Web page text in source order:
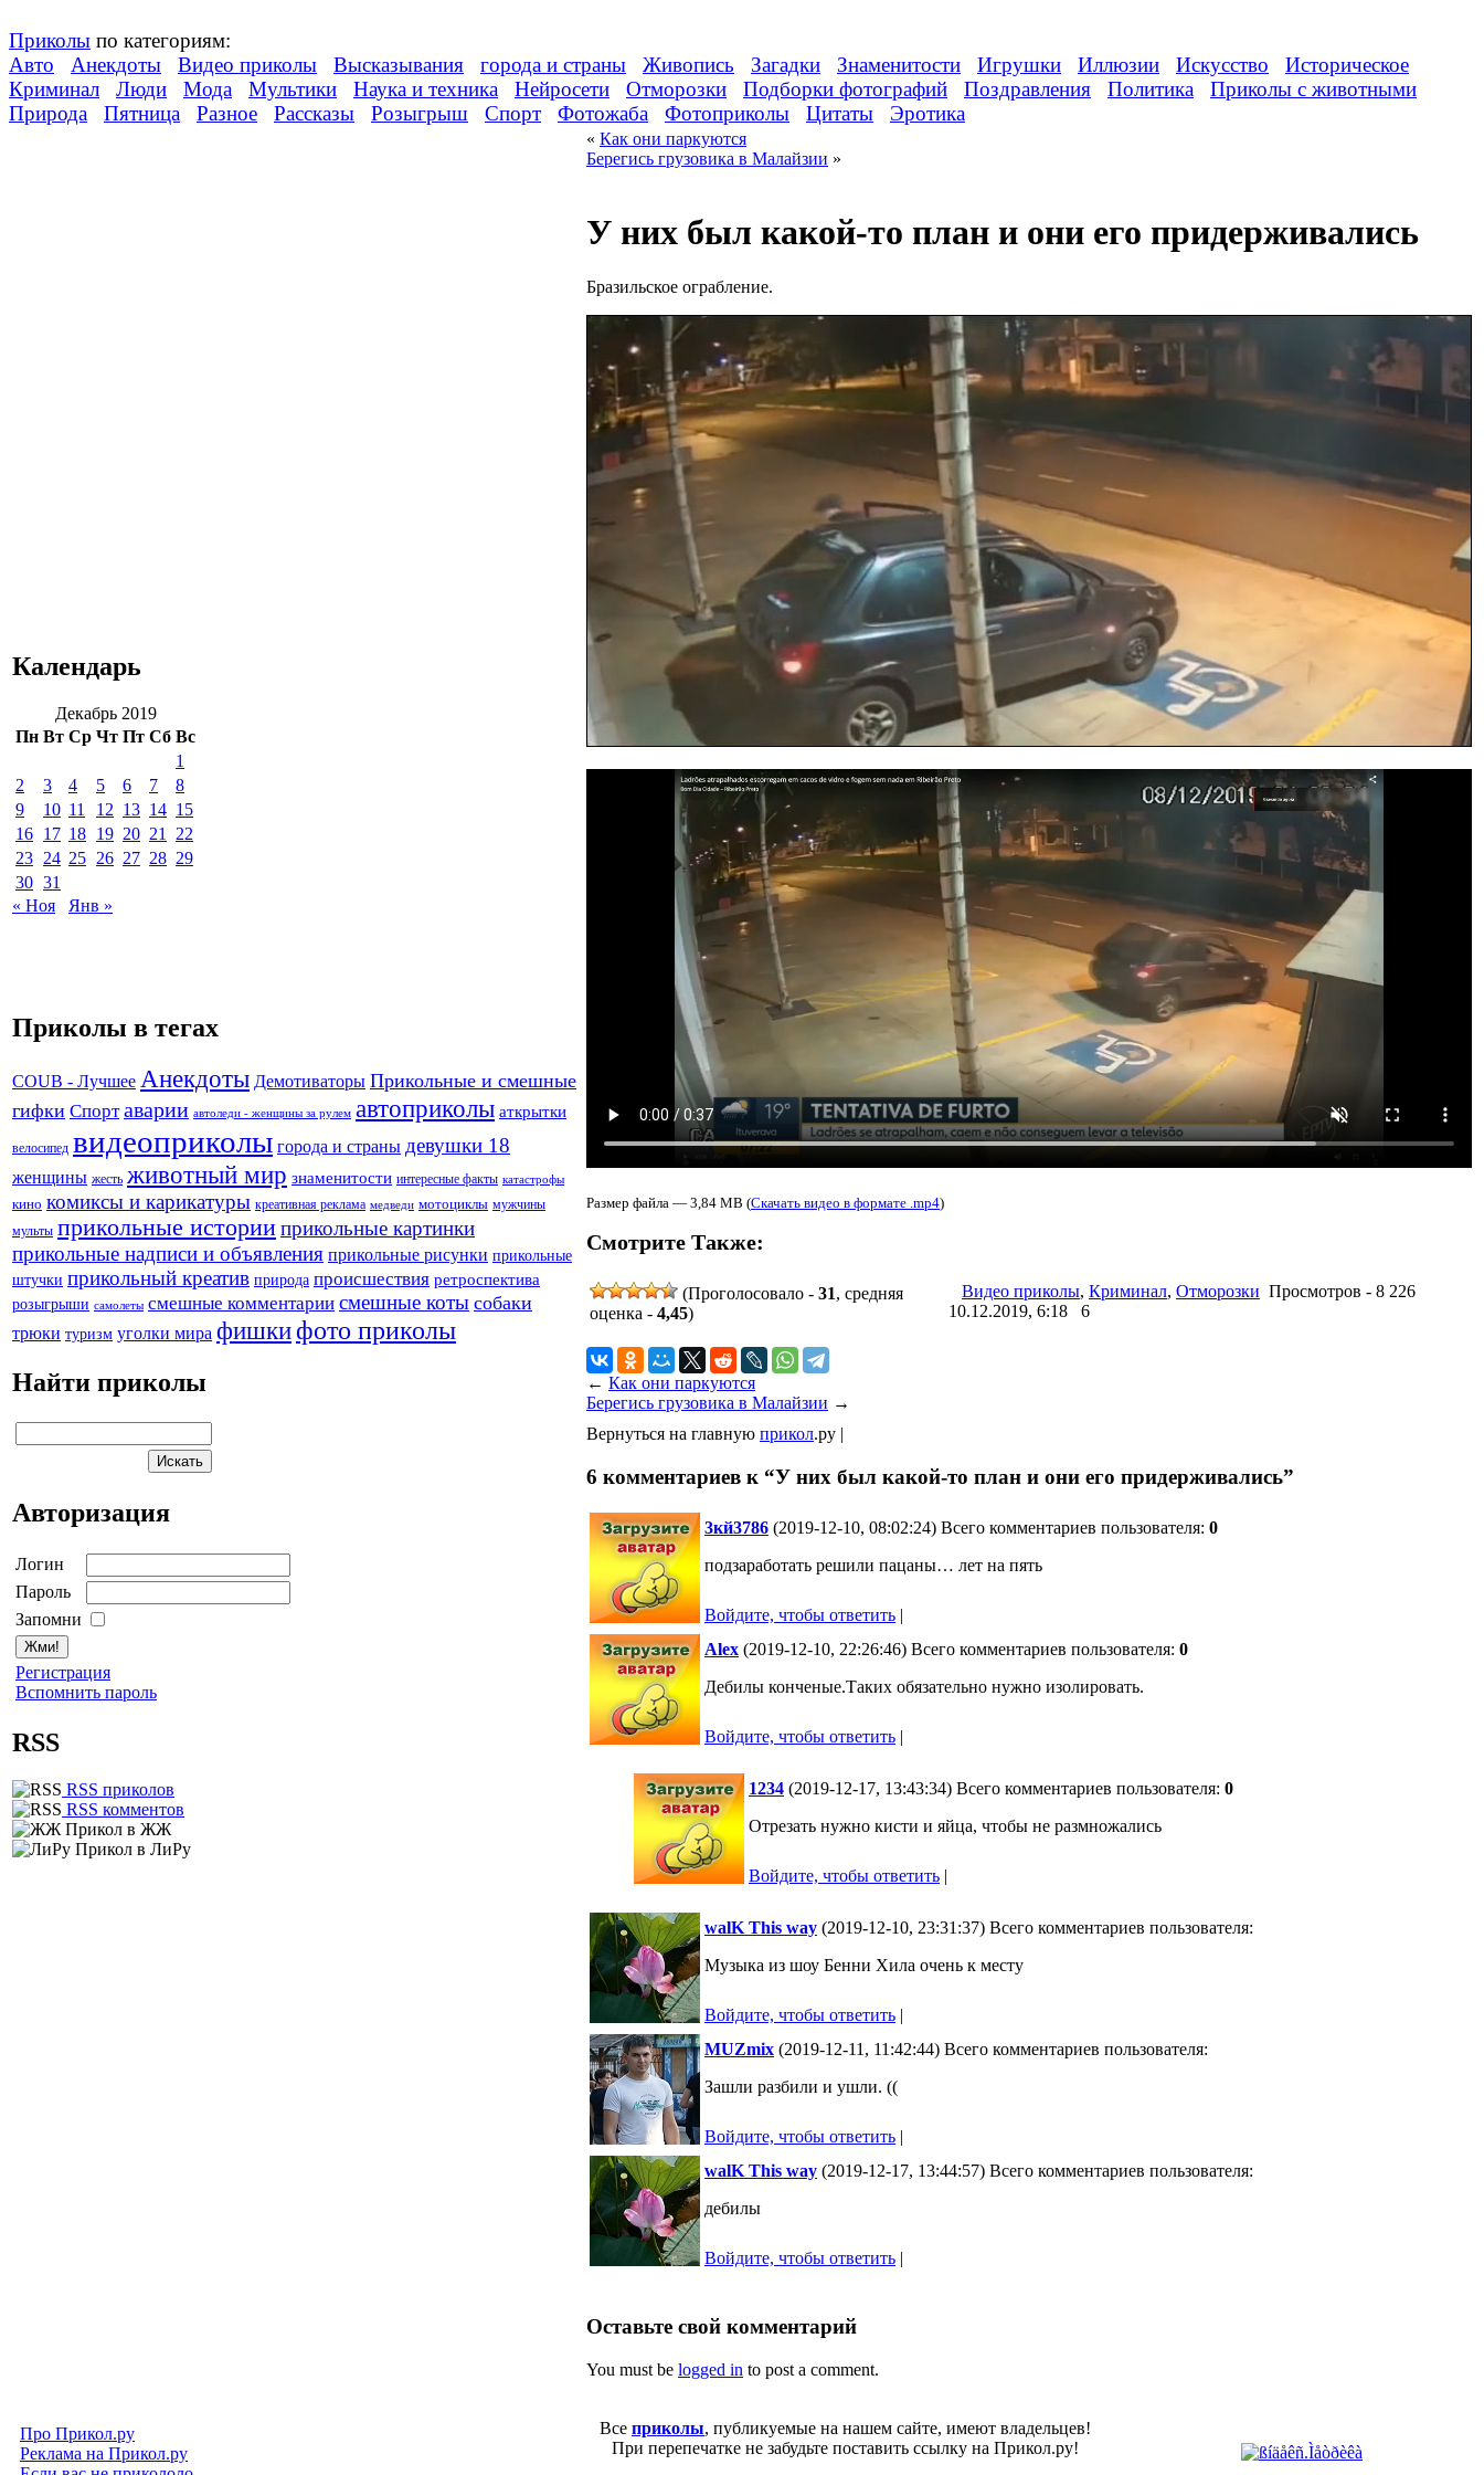
Приколы по категориям:
Авто
Анекдоты Видео приколы Высказывания города и страны Живопись Загадки Знаменитости Игрушки Иллюзии Искусство
Историческое
Криминал
Люди Мода Мультики Наука и техника Нейросети Отморозки Подборки фотографий Поздравления Политика
Приколы с животными
Природа
Пятница Разное Рассказы Розыгрыш Спорт Фотожаба Фотоприколы Цитаты Эротика
Календарь
Декабрь 2019
Пн Вт Ср Чт Пт Сб Вс
1
2
3 4 5 6 7
8
9
10 11 12 13 14 15
16 17 18 19 20 21
22
23 24 25 26 27 28 29
30 31
« Ноя
Янв »
Приколы в тегах
COUB - Лучшее Анекдоты Демотиваторы Прикольные и смешные
гифки Спорт аварии автоледи - женщины за рулем автоприколы аткрытки
велосипед видеоприколы города и страны девушки 18
женщины жесть животный мир знаменитости интересные факты катастрофы
кино комиксы и карикатуры креативная реклама медведи мотоциклы мужчины
мульты прикольные историиприкольные картинки
прикольные надписи и объявления прикольные рисунки прикольные
штучки прикольный креатив природа происшествия ретроспектива
розыгрыши самолеты смешные комментарии смешные коты собаки
трюки туризм уголки мира фишкифото приколы
Найти приколы
Авторизация
Логин
Пароль
Запомни
Регистрация
Вспомнить пароль
RSS
RSS приколов
RSS комментов
Прикол в ЖЖ
Прикол в ЛиРу
« Как они паркуются
Берегись грузовика в Малайзии »
У них был какой-то план и они его придерживались
Бразильское ограбление.
Размер файла — 3,84 MB (Скачать видео в формате .mp4)
Смотрите Также:
(Проголосовало - 31, средняя
оценка - 4,45)
Видео приколы, Криминал, Отморозки Просмотров - 8 226
10.12.2019, 6:18
6
← Как они паркуются
Берегись грузовика в Малайзии →
Вернуться на главную прикол.ру |
6 комментариев к “У них был какой-то план и они его придерживались”
3кй3786 (2019-12-10, 08:02:24) Всего комментариев пользователя: 0
подзаработать решили пацаны… лет на пять
Войдите, чтобы ответить |
Alex (2019-12-10, 22:26:46) Всего комментариев пользователя: 0
Дебилы конченые.Таких обязательно нужно изолировать.
Войдите, чтобы ответить |
1234 (2019-12-17, 13:43:34) Всего комментариев пользователя: 0
Отрезать нужно кисти и яйца, чтобы не размножались
Войдите, чтобы ответить |
walK This way (2019-12-10, 23:31:37) Всего комментариев пользователя:
Музыка из шоу Бенни Хила очень к месту
Войдите, чтобы ответить |
MUZmix (2019-12-11, 11:42:44) Всего комментариев пользователя:
Зашли разбили и ушли. ((
Войдите, чтобы ответить |
walK This way (2019-12-17, 13:44:57) Всего комментариев пользователя:
дебилы
Войдите, чтобы ответить |
Оставьте свой комментарий
You must be logged in to post a comment.
Про Прикол.ру
Реклама на Прикол.ру
Все приколы, публикуемые на нашем сайте, имеют владельцев!
При перепечатке не забудьте поставить ссылку на Прикол.ру!